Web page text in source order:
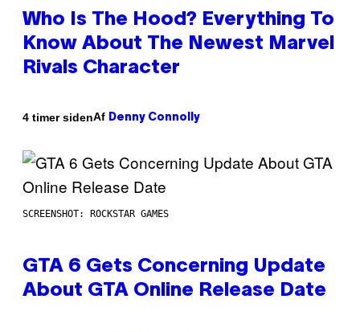
Who Is The Hood? Everything To
Know About The Newest Marvel
Rivals Character
4 timer sidenAf Denny Connolly
SCREENSHOT: ROCKSTAR GAMES
GTA 6 Gets Concerning Update
About GTA Online Release Date